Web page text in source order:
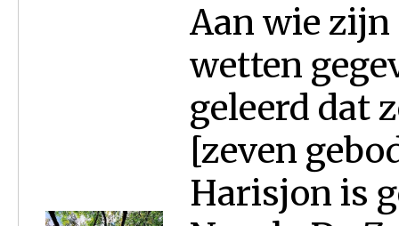
Aan wie zijn
wetten
geleerd dat
[zeven
Harisjon is